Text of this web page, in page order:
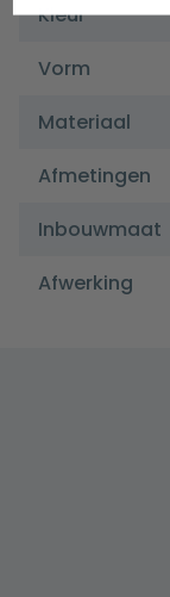
Kleur
Vorm
Materiaal
Afmetingen
Inbouwmaat
Afwerking